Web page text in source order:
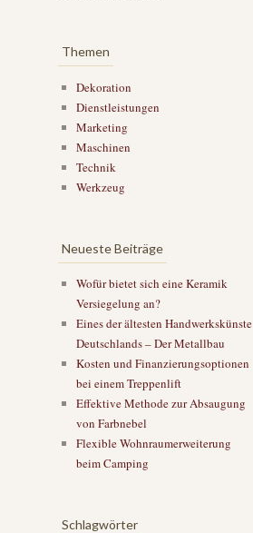
Themen
Dekoration
Dienstleistungen
Marketing
Maschinen
Technik
Werkzeug
Neueste Beiträge
Wofür bietet sich eine Keramik
Versiegelung an?
Eines der ältesten Handwerkskünste
Deutschlands – Der Metallbau
Kosten und Finanzierungsoptionen
bei einem Treppenlift
Effektive Methode zur Absaugung
von Farbnebel
Flexible Wohnraumerweiterung
beim Camping
Schlagwörter